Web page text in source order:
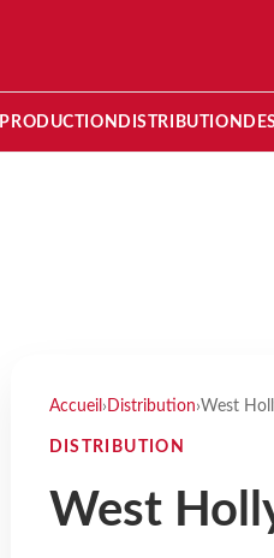
PRODUCTION DISTRIBUTION
Accueil › Distribution›West
DISTRIBUTION
West